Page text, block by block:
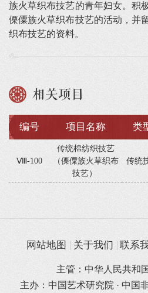
族火草织布技艺的青年妇女。积
傈僳族火草织布技艺的活动，并
织布技艺的资料。
相关项目
编号 项目名称 类
Ⅷ-100
传统棉纺织技艺
（傈僳族火草织布
技艺）
传统
网站地图 关于我们 联系
主管：中华人民共和
主办：中国艺术研究院 · 中国